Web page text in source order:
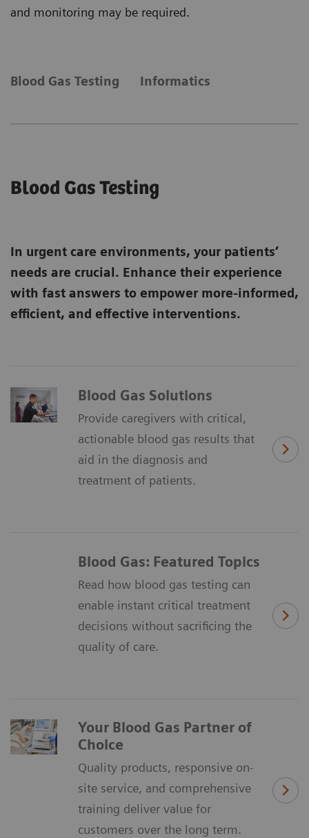
and monitoring may be required.
Blood Gas Testing Informatics
Blood Gas Testing
In urgent care environments, your patients’
needs are crucial. Enhance their experience
with fast answers to empower more-informed,
efficient, and effective interventions.
Blood Gas Solutions
Provide caregivers with critical,
actionable blood gas results that
aid in the diagnosis and
treatment of patients.
Blood Gas: Featured Topics
Read how blood gas testing can
enable instant critical treatment
decisions without sacrificing the
quality of care.
Your Blood Gas Partner of
Choice
Quality products, responsive on-
site service, and comprehensive
training deliver value for
customers over the long term.